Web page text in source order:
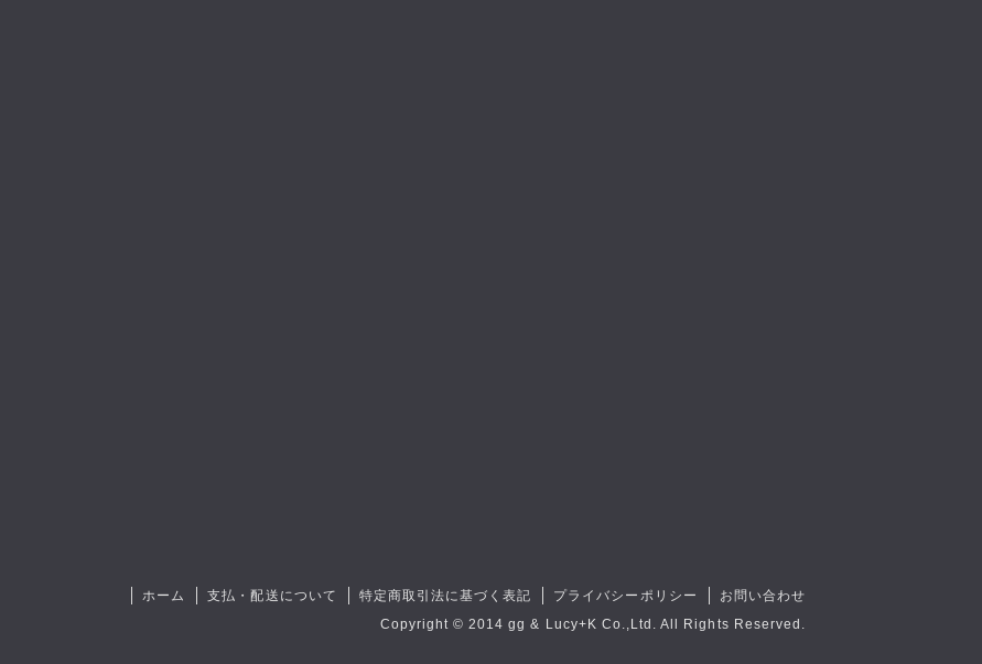
ホーム 支払・配送について 特定商取引法に基づく表記 プライバシーポリシー
お問い合わせ
Copyright © 2014 gg & Lucy+K Co.,Ltd. All Rights Reserved.